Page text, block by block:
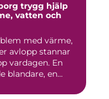
hjälp
vatten och
med värme,
avlopp stannar
vardagen. En
blandare, en...